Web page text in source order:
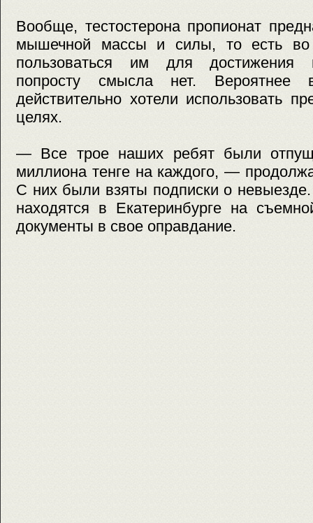
Вообще, тестостерона пропионат
мышечной массы и силы, то есть во
пользоваться им для достижения
попросту смысла нет. Вероятнее
действительно хотели использовать
целях.
— Все трое наших ребят были
миллиона тенге на каждого, —
С них были взяты подписки о
находятся в Екатеринбурге на
документы в свое оправдание.